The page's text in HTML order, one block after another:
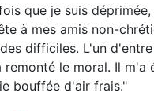
que je suis
à mes amis non-
difficiles. L'un
remonté le moral. Il m'a
bouffée d'air frais."